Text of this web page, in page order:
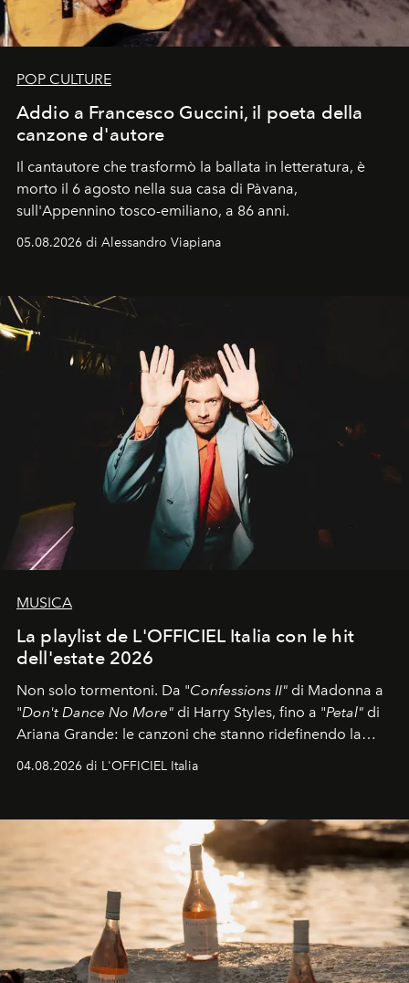
POP CULTURE
Addio a Francesco Guccini, il poeta della
canzone d'autore
Il cantautore che trasformò la ballata in letteratura, è
morto il 6 agosto nella sua casa di Pàvana,
sull'Appennino tosco-emiliano, a 86 anni.
05.08.2026 di Alessandro Viapiana
MUSICA
La playlist de L'OFFICIEL Italia con le hit
dell'estate 2026
Non solo tormentoni. Da "Confessions II" di Madonna a
"Don't Dance No More" di Harry Styles, fino a "Petal" di
Ariana Grande: le canzoni che stanno ridefinendo la
04.08.2026 di L'OFFICIEL Italia